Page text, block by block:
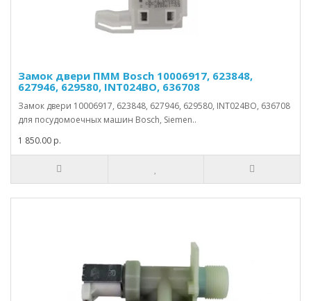
Замок двери ПММ Bosch 10006917, 623848,
627946, 629580, INT024BO, 636708
Замок двери 10006917, 623848, 627946, 629580, INT024BO, 636708
для посудомоечных машин Bosch, Siemen..
1 850.00 р.